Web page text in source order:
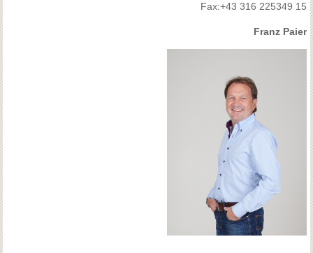
Fax:+43 316 225349 15
Franz Paier